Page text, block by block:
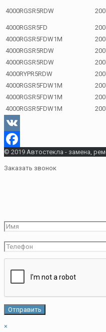
4000RGSR5RDW
4000RGSR5FD
4000RGSR5FDW1M
4000RGSR5RDW
4000RGSR5RDW
4000RYPR5RDW
4000RGSR5FDW1M
4000RGSR5FDW1M
4000RGSR5FDW1M
VK
Facebook
© 2019 Автостекла - замена,
Заказать звонок
×